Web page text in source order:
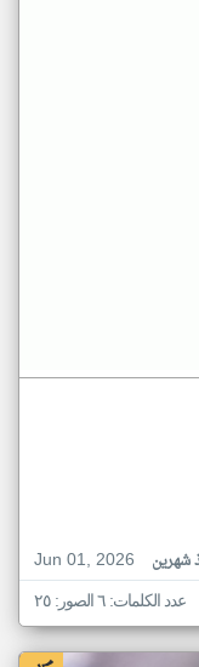
Jun 01, 2026
شهرين
عدد الكلمات: ٦ الصور: ٢٥